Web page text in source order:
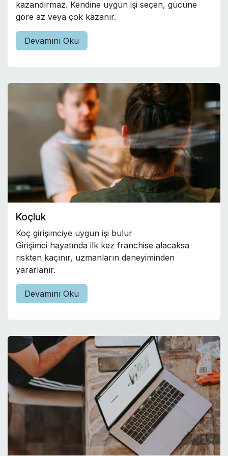
kazandırmaz. Kendine uygun işi seçen, gücüne
göre az veya çok kazanır.
Devamını Oku
Koçluk
Koç girişimciye uygun işi bulur
Girişimci hayatında ilk kez franchise alacaksa
riskten kaçınır, uzmanların deneyiminden
yararlanır.
Devamını Oku